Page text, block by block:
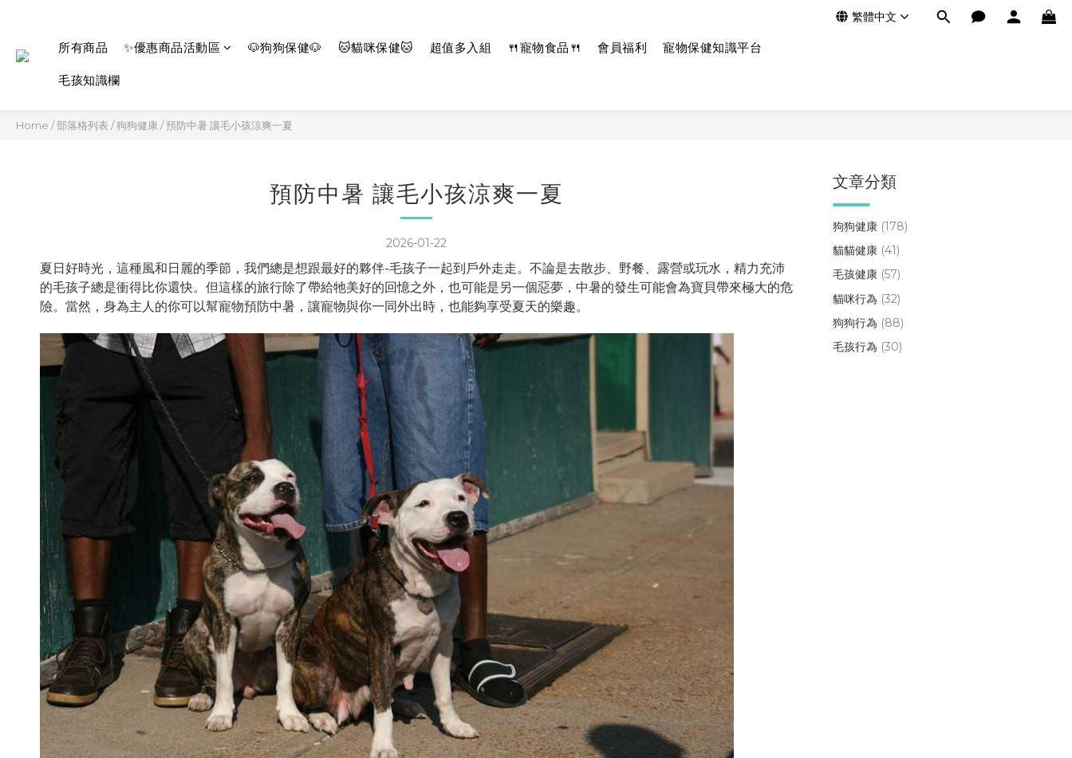
繁體中文
所有商品 ✨優惠商品活動區 🐶狗狗保健🐶 🐱貓咪保健🐱 超值多入組 🍴寵物食品🍴 會員福利 寵物保健知識平台
毛孩知識欄
Home /部落格列表 /狗狗健康 /預防中暑 讓毛小孩涼爽一夏
預防中暑 讓毛小孩涼爽一夏
2026-01-22
夏日好時光，這種風和日麗的季節，我們總是想跟最好的夥伴-毛孩子一起到戶外走走。不論是去散步、野餐、露營或玩水，精力充沛
的毛孩子總是衝得比你還快。但這樣的旅行除了帶給牠美好的回憶之外，也可能是另一個惡夢，中暑的發生可能會為寶貝帶來極大的危
險。當然，身為主人的你可以幫寵物預防中暑，讓寵物與你一同外出時，也能夠享受夏天的樂趣。
文章分類
狗狗健康 (178)
貓貓健康 (41)
毛孩健康 (57)
貓咪行為 (32)
狗狗行為 (88)
毛孩行為 (30)